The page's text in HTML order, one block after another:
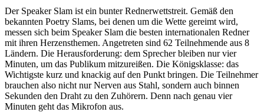
Der Speaker Slam ist ein bunter Rednerwettstreit. Gemäß den
bekannten Poetry Slams, bei denen um die Wette gereimt wird,
messen sich beim Speaker Slam die besten internationalen Redner
mit ihren Herzensthemen. Angetreten sind 62 Teilnehmende aus 8
Ländern. Die Herausforderung: dem Sprecher bleiben nur vier
Minuten, um das Publikum mitzureißen. Die Königsklasse: das
Wichtigste kurz und knackig auf den Punkt bringen. Die Teilnehmer
brauchen also nicht nur Nerven aus Stahl, sondern auch binnen
Sekunden den Draht zu den Zuhörern. Denn nach genau vier
Minuten geht das Mikrofon aus.